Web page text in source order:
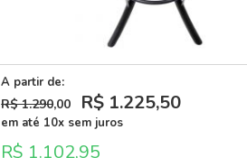
A partir de:
R$ 1.290,00 R$ 1.225,50
em até 10x sem juros
R$ 1.102,95